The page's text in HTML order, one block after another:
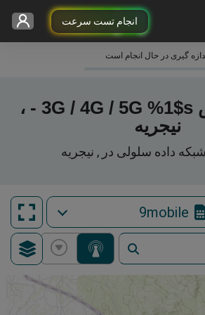
انجام تست سرعت
گیری در حال انجام است
نقشه پوشش 3G / 4G / 5G %1$s - ،
نیجریه
9mobile